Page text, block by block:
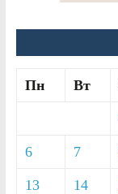
Пн Вт
6 7
13 14